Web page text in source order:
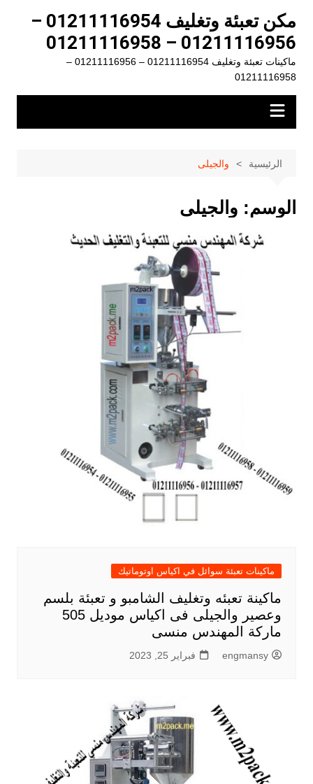
المحتوى
مكن تعبئة وتغليف 01211116954 –
01211116956 – 01211116958
ماكينات تعبئة وتغليف 01211116954 – 01211116956 –
01211116958
الرئيسية والجيلى
الوسم: والجيلى
ماكينات تعبئة سوائل في اكياس اوتوماتيك
ماكينة تعبئه وتغليف الشامبو و تعبئة بلسم
وعصير والجيلى فى اكياس موديل 505
ماركة المهندس منسى
engmansy فبراير 25, 2023